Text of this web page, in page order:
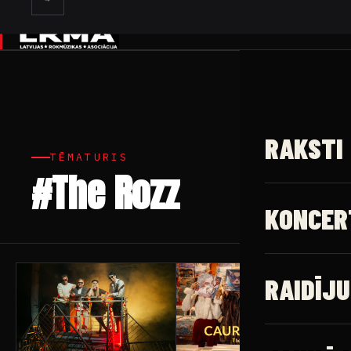
✕
RAKSTI
TĒMATURIS
#The Rozz